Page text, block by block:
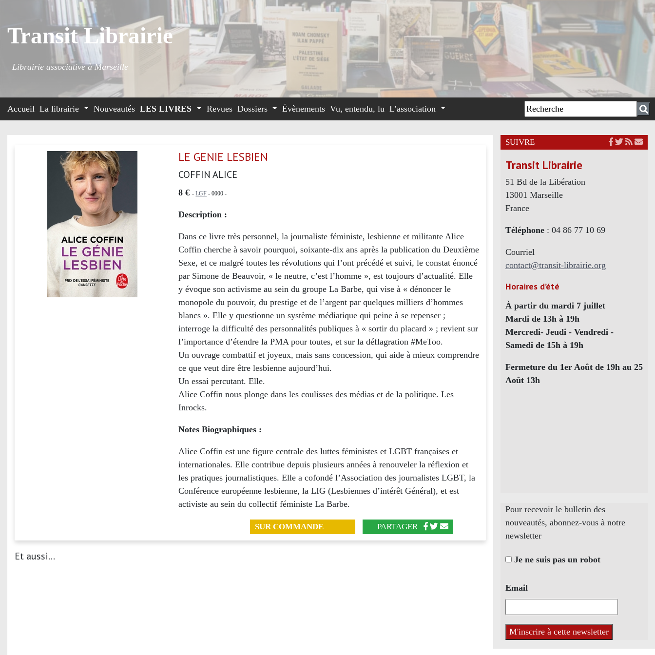
Transit Librairie
Librairie associative à Marseille
Accueil La librairie Nouveautés LES LIVRES Revues Dossiers Évènements Vu, entendu, lu L’association
LE GENIE LESBIEN
COFFIN ALICE
8 € -LGF - 0000 -
Description :
Dans ce livre très personnel, la journaliste féministe, lesbienne et militante Alice
Coffin cherche à savoir pourquoi, soixante-dix ans après la publication du Deuxième
Sexe, et ce malgré toutes les révolutions qui l’ont précédé et suivi, le constat énoncé
par Simone de Beauvoir, « le neutre, c’est l’homme », est toujours d’actualité. Elle
y évoque son activisme au sein du groupe La Barbe, qui vise à « dénoncer le
monopole du pouvoir, du prestige et de l’argent par quelques milliers d’hommes
blancs ». Elle y questionne un système médiatique qui peine à se repenser ;
interroge la difficulté des personnalités publiques à « sortir du placard » ; revient sur
l’importance d’étendre la PMA pour toutes, et sur la déflagration #MeToo.
Un ouvrage combattif et joyeux, mais sans concession, qui aide à mieux comprendre
ce que veut dire être lesbienne aujourd’hui.
Un essai percutant. Elle.
Alice Coffin nous plonge dans les coulisses des médias et de la politique. Les
Inrocks.
Notes Biographiques :
Alice Coffin est une figure centrale des luttes féministes et LGBT françaises et
internationales. Elle contribue depuis plusieurs années à renouveler la réflexion et
les pratiques journalistiques. Elle a cofondé l’Association des journalistes LGBT, la
Conférence européenne lesbienne, la LIG (Lesbiennes d’intérêt Général), et est
activiste au sein du collectif féministe La Barbe.
SUR COMMANDE PARTAGER
Et aussi...
SUIVRE
Transit Librairie
51 Bd de la Libération
13001 Marseille
France
Téléphone: 04 86 77 10 69
Courriel
contact@transit-librairie.org
Horaires d’été
À partir du mardi 7 juillet
Mardi de 13h à 19h
Mercredi- Jeudi - Vendredi -
Samedi de 15h à 19h
Fermeture du 1er Août de 19h au 25
Août 13h
Pour recevoir le bulletin des
nouveautés, abonnez-vous à notre
newsletter
Je ne suis pas un robot
Email